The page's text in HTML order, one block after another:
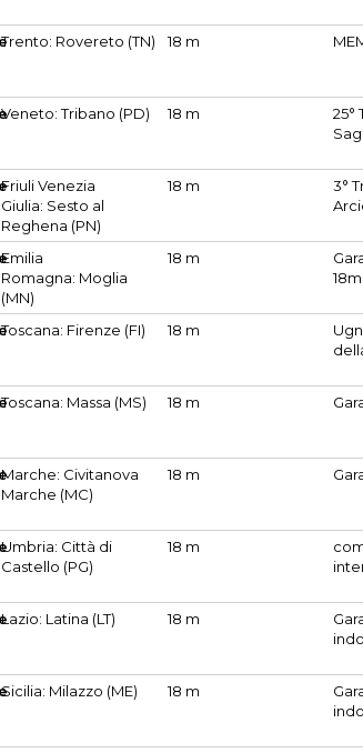
Trento: Rovereto (TN) 18 m
Veneto: Tribano (PD) 18 m
25°
Friuli Venezia
Giulia: Sesto al
Reghena (PN)
18 m
3°
Emilia
Romagna: Moglia
(MN)
18 m
18m
Toscana: Firenze (FI) 18 m
Toscana: Massa (MS) 18 m
Marche: Civitanova
Marche (MC)
18 m
Umbria: Città di
Castello (PG)
18 m
Lazio: Latina (LT) 18 m
Sicilia: Milazzo (ME) 18 m